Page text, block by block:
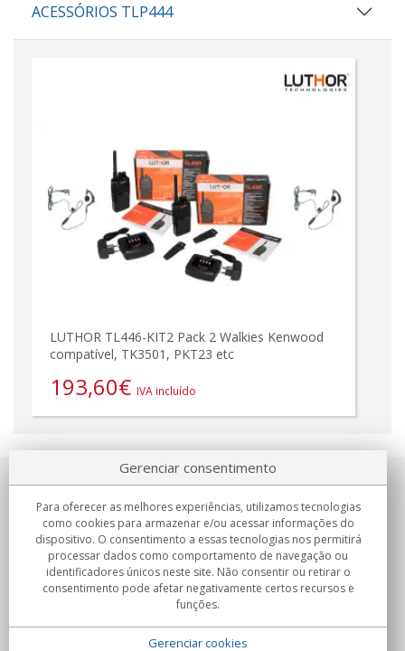
ACESSÓRIOS TLP444
LUTHOR TL446-KIT2 Pack 2 Walkies Kenwood
compatível, TK3501, PKT23 etc
193,60€ IVA incluído
Sobre nosotros
Compromissos
Compras
Gerenciar consentimento
Para oferecer as melhores experiências, utilizamos tecnologias
como cookies para armazenar e/ou acessar informações do
dispositivo. O consentimento a essas tecnologias nos permitirá
processar dados como comportamento de navegação ou
identificadores únicos neste site. Não consentir ou retirar o
consentimento pode afetar negativamente certos recursos e
funções.
Gerenciar cookies